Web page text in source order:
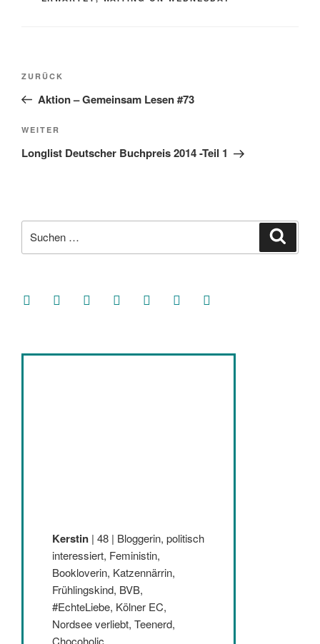
Beitragsnavigation
Vorheriger
Beitrag
ZURÜCK
Aktion – Gemeinsam Lesen #73
Nächster
Beitrag
WEITER
Longlist Deutscher Buchpreis 2014 -Teil 1
nach:
facebooksoundcloud
twitter mastodoninstagramthreads goodreads
Kerstin | 48 | Bloggerin, politisch
interessiert, Feministin,
Bookloverin, Katzennärrin,
Frühlingskind, BVB,
#EchteLiebe, Kölner EC,
Nordsee verliebt, Teenerd,
Chocoholic